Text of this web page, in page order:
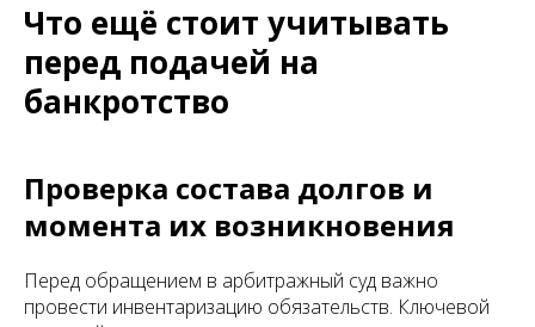
Что ещё стоит учитывать
перед подачей на
банкротство
Проверка состава долгов и
момента их возникновения
Перед обращением в арбитражный суд важно
провести инвентаризацию обязательств. Ключевой